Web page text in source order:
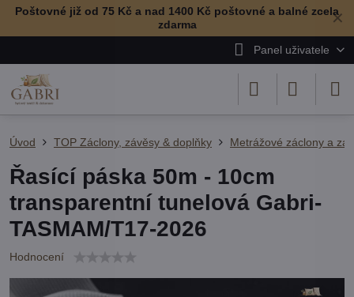
✕
Poštovné již od 75 Kč a nad 1400 Kč poštovné a balné zcela
zdarma
Panel uživatele
Úvod TOP Záclony, závěsy & doplňky Metrážové záclony a
Řasící páska 50m - 10cm
transparentní tunelová Gabri-
TASMAM/T17-2026
Hodnocení